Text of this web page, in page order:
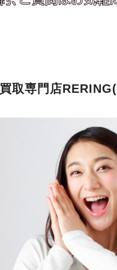
取専門店